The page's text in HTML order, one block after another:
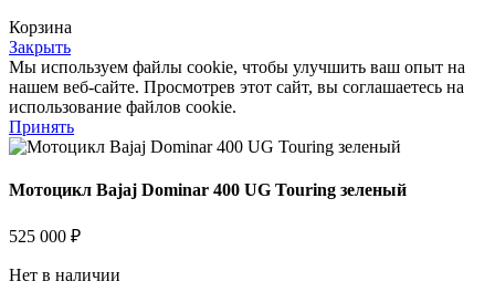
Корзина
Закрыть
Мы используем файлы cookie, чтобы улучшить ваш опыт на
нашем веб-сайте. Просмотрев этот сайт, вы соглашаетесь на
использование файлов cookie.
Принять
Мотоцикл Bajaj Dominar 400 UG Touring зеленый
525 000 ₽
Нет в наличии